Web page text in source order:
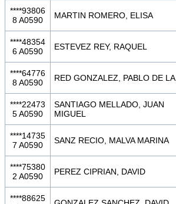
****93806
8 A0590
MARTIN ROMERO, ELISA
****48354
6 A0590
ESTEVEZ REY, RAQUEL
****64776
8 A0590
RED GONZALEZ, PABLO DE LA
****22473
5 A0590
SANTIAGO MELLADO, JUAN
MIGUEL
****14735
7 A0590
SANZ RECIO, MALVA MARINA
****75380
2 A0590
PEREZ CIPRIAN, DAVID
****88625